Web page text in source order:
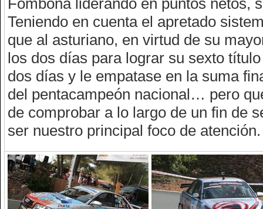
Fombona liderando en puntos netos,
Teniendo en cuenta el apretado
que al asturiano, en virtud de su
los dos días para lograr su sexto
dos días y le empatase en la suma
del pentacampeón nacional… pero
de comprobar a lo largo de un fin de
ser nuestro principal foco de atención.